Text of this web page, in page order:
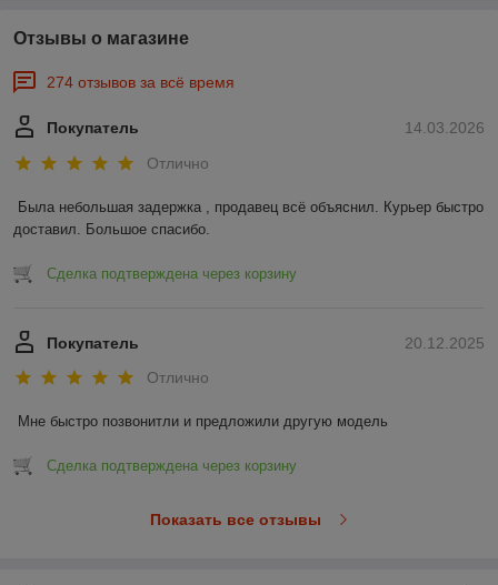
Отзывы о магазине
274 отзывов за всё время
14.03.2026
Покупатель
Отлично
Была небольшая задержка , продавец всё объяснил. Курьер быстро
доставил. Большое спасибо.
Сделка подтверждена через корзину
20.12.2025
Покупатель
Отлично
Мне быстро позвонитли и предложили другую модель
Сделка подтверждена через корзину
Показать все отзывы